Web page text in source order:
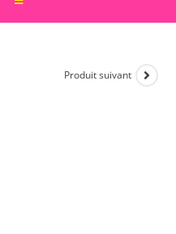
Produit suivant